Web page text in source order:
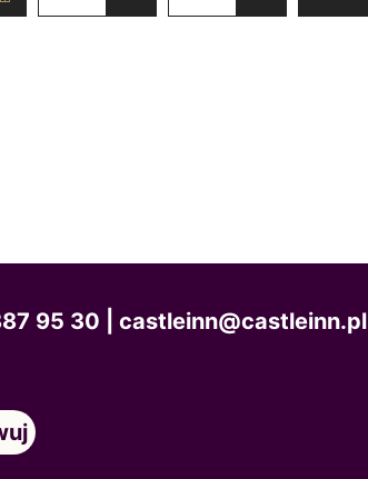
95 30 | castleinn@castleinn.pl